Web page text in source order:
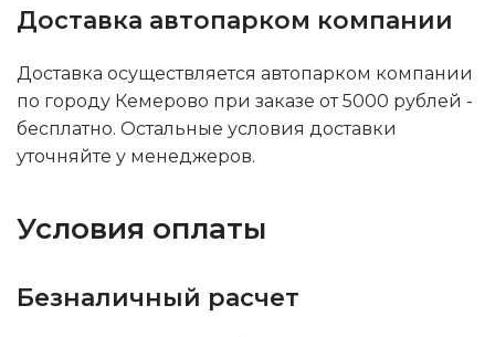
Доставка автопарком компании
Доставка осуществляется автопарком компании
по городу Кемерово при заказе от 5000 рублей -
бесплатно. Остальные условия доставки
уточняйте у менеджеров.
Условия оплаты
Безналичный расчет